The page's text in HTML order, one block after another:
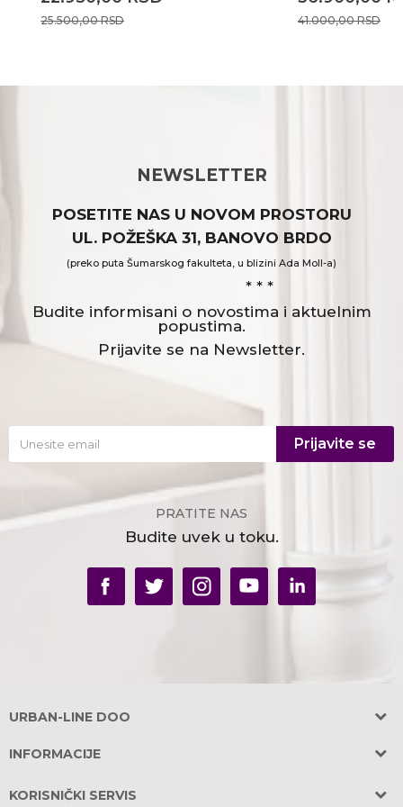
25.500,00RSD 41.000,00RSD
NEWSLETTER
POSETITE NAS U NOVOM PROSTORU
UL. POŽEŠKA 31, BANOVO BRDO
(preko puta Šumarskog fakulteta, u blizini Ada Moll-a)
* * *
Budite informisani o novostima i aktuelnim
popustima.
Prijavite se na Newsletter.
Prijavite se
PRATITE NAS
Budite uvek u toku.
URBAN-LINE DOO
11030 Beograd, Srbija
INFORMACIJE
KORISNIČKI SERVIS